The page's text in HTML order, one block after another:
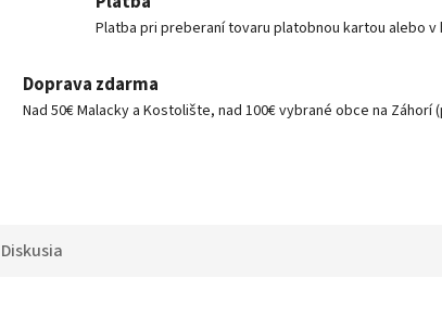
Platba pri preberaní tovaru platobnou kartou alebo
Doprava zdarma
Nad 50€ Malacky a Kostolište, nad 100€ vybrané obce na Záhorí
Diskusia